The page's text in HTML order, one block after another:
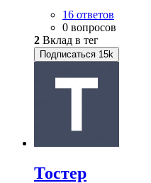
16 ответов
0 вопросов
2 Вклад в тег
Подписаться 15k
Тостер